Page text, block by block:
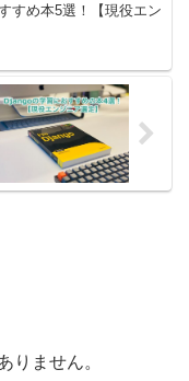
すめ本5選！【現役エン
りません。